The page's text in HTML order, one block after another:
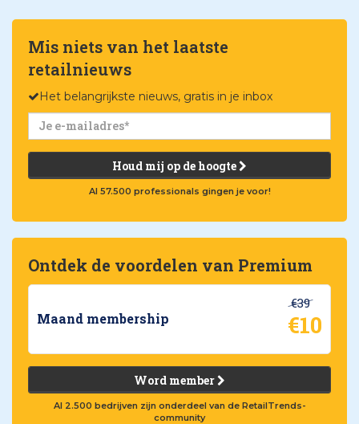
Mis niets van het laatste
retailnieuws
Het belangrijkste nieuws, gratis in je inbox
Houd mij op de hoogte
Al 57.500 professionals gingen je voor!
Ontdek de voordelen van Premium
Maand membership
€39
€10
Word member
Al 2.500 bedrijven zijn onderdeel van de RetailTrends-
community